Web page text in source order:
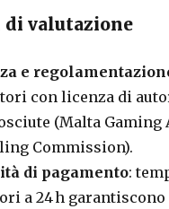
valutazione
e
con licenza di
(Malta Gaming
Commission).
di pagamento:
a 24 h